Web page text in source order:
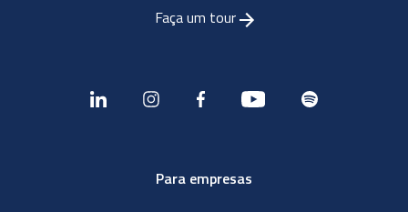
Faça um tour
Para empresas